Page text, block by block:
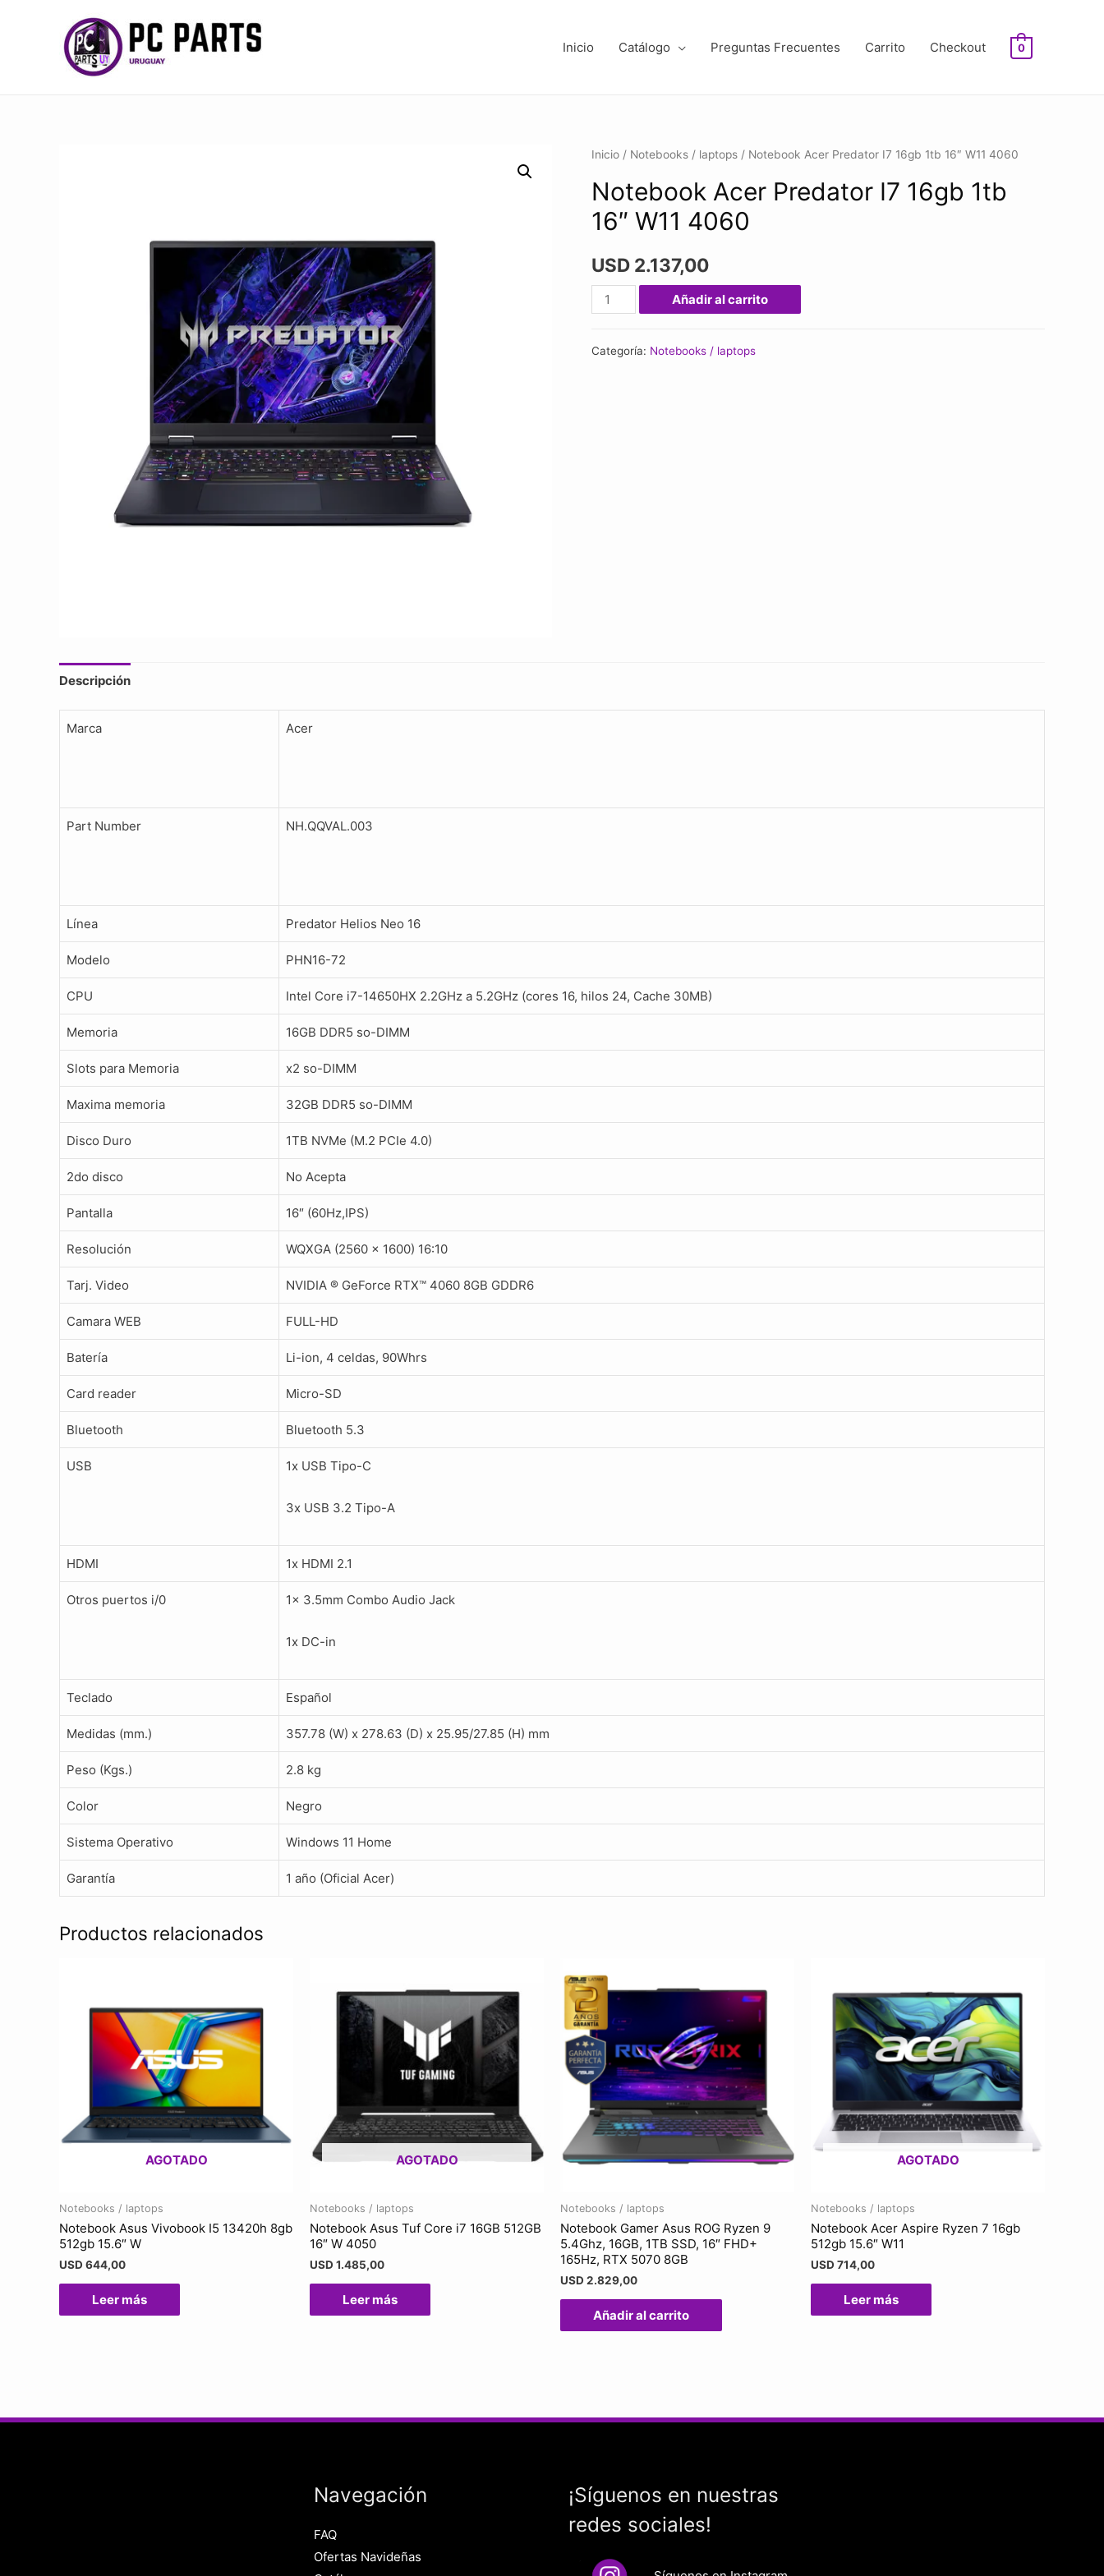
Inicio Catálogo Preguntas Frecuentes Carrito Checkout 0
Inicio / Notebooks / laptops / Notebook Acer Predator I7 16gb 1tb 16″ W11 4060
Notebook Acer Predator I7 16gb 1tb
16″ W11 4060
USD 2.137,00
Notebook
Acer
Añadir al carrito
Categoría: Notebooks / laptops
Descripción
Marca Acer
Part Number NH.QQVAL.003
Línea Predator Helios Neo 16
Modelo PHN16-72
CPU Intel Core i7-14650HX 2.2GHz a 5.2GHz (cores 16, hilos 24, Cache 30MB)
Memoria 16GB DDR5 so-DIMM
Slots para Memoria x2 so-DIMM
Maxima memoria 32GB DDR5 so-DIMM
Disco Duro 1TB NVMe (M.2 PCIe 4.0)
2do disco No Acepta
Pantalla 16″ (60Hz,IPS)
Resolución WQXGA (2560 x 1600) 16:10
Tarj. Video NVIDIA ® GeForce RTX™ 4060 8GB GDDR6
Camara WEB FULL-HD
Batería Li-ion, 4 celdas, 90Whrs
Card reader Micro-SD
Bluetooth Bluetooth 5.3
USB 1x USB Tipo-C
3x USB 3.2 Tipo-A
HDMI 1x HDMI 2.1
Otros puertos i/0 1x 3.5mm Combo Audio Jack
1x DC-in
Teclado Español
Medidas (mm.) 357.78 (W) x 278.63 (D) x 25.95/27.85 (H) mm
Peso (Kgs.) 2.8 kg
Color Negro
Sistema Operativo Windows 11 Home
Garantía 1 año (Oficial Acer)
Productos relacionados
AGOTADO
Notebooks / laptops
Notebook Asus Vivobook I5 13420h 8gb
512gb 15.6″ W
USD 644,00
Leer más
AGOTADO
Notebooks / laptops
Notebook Asus Tuf Core i7 16GB 512GB
16″ W 4050
USD 1.485,00
Leer más
Notebooks / laptops
Notebook Gamer Asus ROG Ryzen 9
5.4Ghz, 16GB, 1TB SSD, 16″ FHD+
165Hz, RTX 5070 8GB
USD 2.829,00
Añadir al carrito
AGOTADO
Notebooks / laptops
Notebook Acer Aspire Ryzen 7 16gb
512gb 15.6″ W11
USD 714,00
Leer más
Navegación
FAQ
Ofertas Navideñas
¡Síguenos en nuestras
redes sociales!